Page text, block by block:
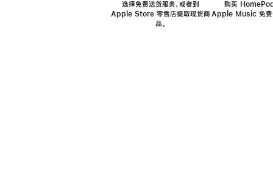
选择免费送货服务，或者到
Apple Store 零售店提取现货商
品。
购买
Apple Music 免费